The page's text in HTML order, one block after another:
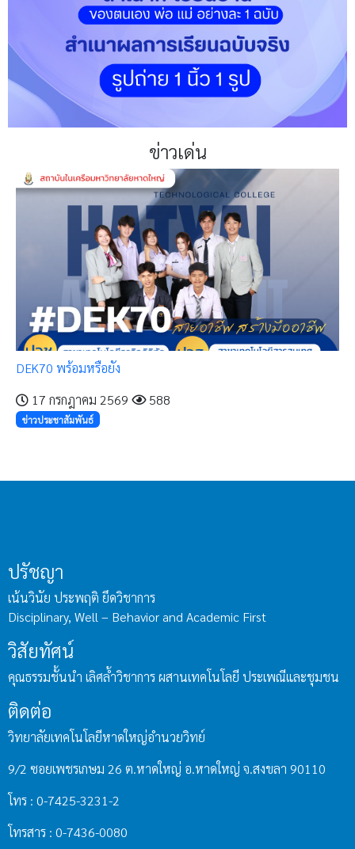
ข่าวเด่น
DEK70 พร้อมหรือยัง
17 กรกฎาคม 2569
588
ข่าวประชาสัมพันธ์
ปรัชญา
เน้นวินัย ประพฤติ ยึดวิชาการ
Disciplinary, Well – Behavior and Academic First
วิสัยทัศน์
คุณธรรมชั้นนำ เลิศล้ำวิชาการ ผสานเทคโนโลยี ประเพณีและชุมชน
ติดต่อ
วิทยาลัยเทคโนโลยีหาดใหญ่อำนวยวิทย์
9/2 ซอยเพชรเกษม 26 ต.หาดใหญ่ อ.หาดใหญ่ จ.สงขลา 90110
โทร : 0-7425-3231-2
โทรสาร : 0-7436-0080